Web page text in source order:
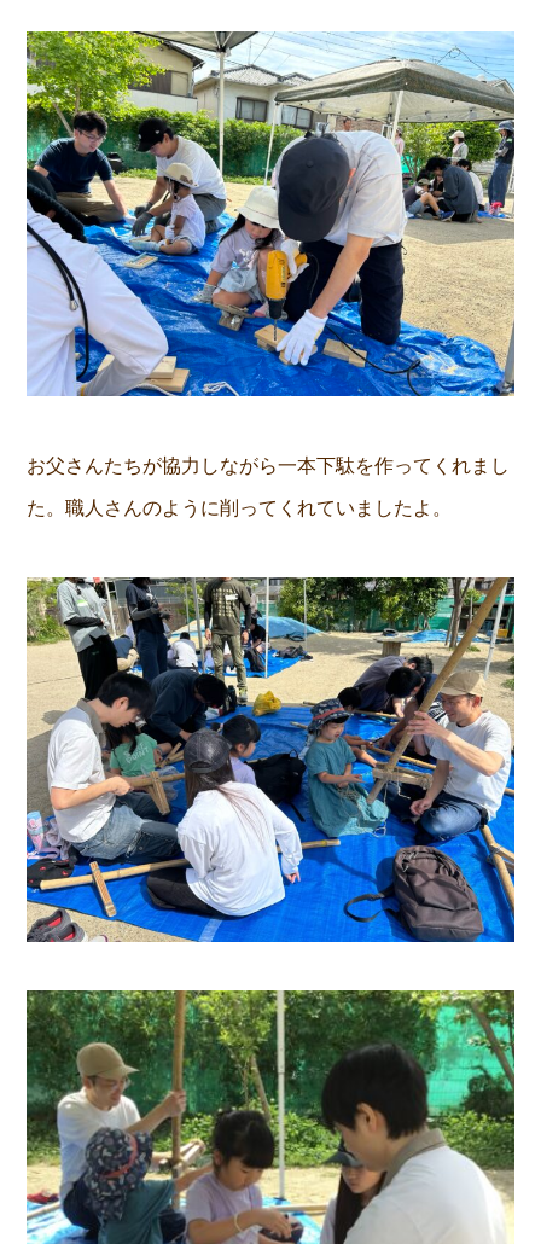
お父さんたちが協力しながら一本下駄を作ってくれまし
た。職人さんのように削ってくれていましたよ。